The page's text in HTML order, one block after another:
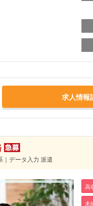
求人情報
｜データ入力 派遣
高
未